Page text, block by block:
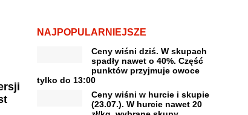
NAJPOPULARNIEJSZE
Ceny wiśni dziś. W skupach
spadły nawet o 40%. Część
punktów przyjmuje owoce
tylko do 13:00
Ceny wiśni w hurcie i skupie
(23.07.). W hurcie nawet 20